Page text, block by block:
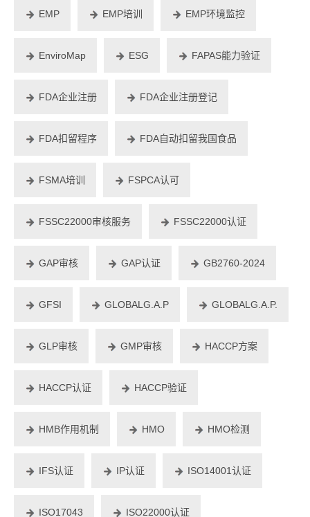
EMP EMP培训 EMP环境监控
EnviroMap ESG FAPAS能力验证
FDA企业注册 FDA企业注册登记
FDA扣留程序 FDA自动扣留我国食品
FSMA培训 FSPCA认可
FSSC22000审核服务 FSSC22000认证
GAP审核 GAP认证 GB2760-2024
GFSI GLOBALG.A.P GLOBALG.A.P.
GLP审核 GMP审核 HACCP方案
HACCP认证 HACCP验证
HMB作用机制 HMO HMO检测
IFS认证 IP认证 ISO14001认证
ISO17043 ISO22000认证